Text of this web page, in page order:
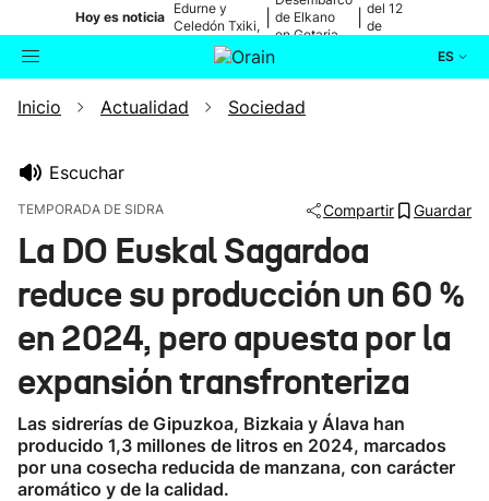
Hoy es noticia
Edurne y
Celedón Txiki,
en directo
de Elkano
en Getaria
del 12
de
ES
Buscador Actualidad
Ikusmiran
Eguraldia
Inicio Actualidad Sociedad
Escuchar
TEMPORADA DE SIDRA Compartir Guardar
La DO Euskal Sagardoa
reduce su producción un 60 %
en 2024, pero apuesta por la
expansión transfronteriza
Las sidrerías de Gipuzkoa, Bizkaia y Álava han
producido 1,3 millones de litros en 2024, marcados
por una cosecha reducida de manzana, con carácter
aromático y de la calidad.